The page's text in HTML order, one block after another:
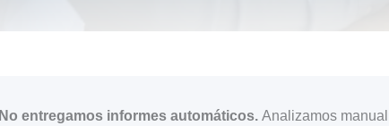
No entregamos informes automáticos. Analizamos